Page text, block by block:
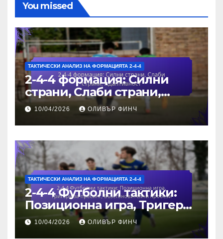
You missed
ТАКТИЧЕСКИ АНАЛИЗ НА ФОРМАЦИЯТА 2-4-4
2-4-4 формация: Силни
страни, Слаби страни,
Адаптивност
10/04/2026 ОЛИВЪР ФИНЧ
ТАКТИЧЕСКИ АНАЛИЗ НА ФОРМАЦИЯТА 2-4-4
2-4-4 Футболни тактики:
Позиционна игра, Тригери
за пресинг,
Възстановителни пробези
10/04/2026 ОЛИВЪР ФИНЧ